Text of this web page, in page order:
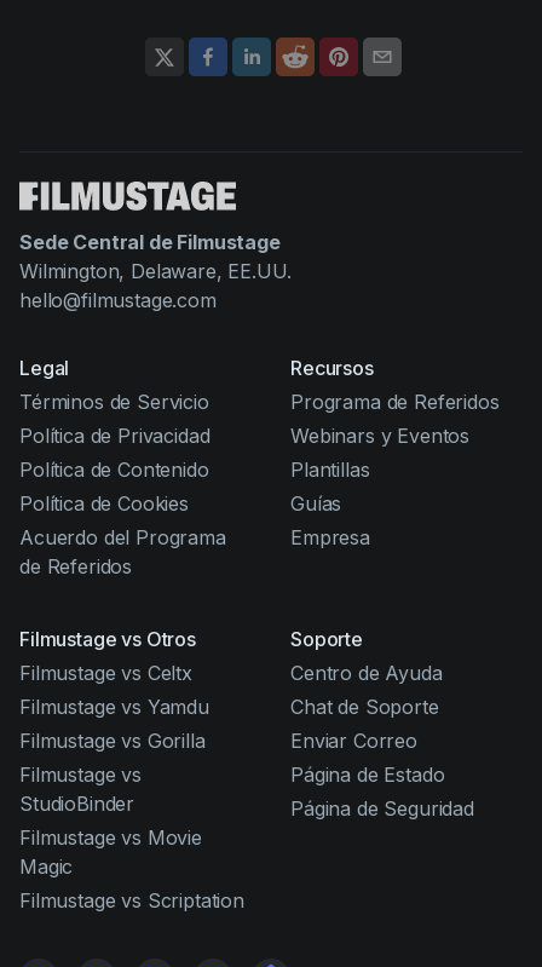
Sede Central de Filmustage
Wilmington, Delaware, EE.UU.
hello@filmustage.com
Legal
Términos de Servicio
Política de Privacidad
Política de Contenido
Política de Cookies
Acuerdo del Programa
de Referidos
Recursos
Programa de Referidos
Webinars y Eventos
Plantillas
Guías
Empresa
Filmustage vs Otros
Filmustage vs Celtx
Filmustage vs Yamdu
Filmustage vs Gorilla
Filmustage vs
StudioBinder
Filmustage vs Movie
Magic
Filmustage vs Scriptation
Soporte
Centro de Ayuda
Chat de Soporte
Enviar Correo
Página de Estado
Página de Seguridad